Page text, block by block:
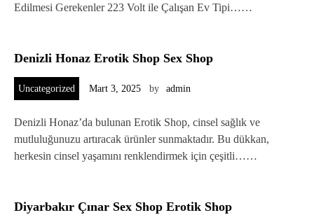
Edilmesi Gerekenler 223 Volt ile Çalışan Ev Tipi……
Denizli Honaz Erotik Shop Sex Shop
Uncategorized Mart 3, 2025 by admin
Denizli Honaz’da bulunan Erotik Shop, cinsel sağlık ve
mutluluğunuzu artıracak ürünler sunmaktadır. Bu dükkan,
herkesin cinsel yaşamını renklendirmek için çeşitli……
Diyarbakır Çınar Sex Shop Erotik Shop